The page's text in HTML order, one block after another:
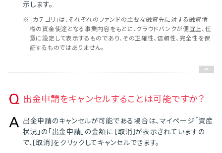
示します。
※ 「カテゴリ」は、それぞれのファンドの主要な融資先に対する融資債
権の資金使途となる事業内容をもとに、クラウドバンクが便宜上、任
意に設定して表示するものであり、その正確性、信頼性、完全性を保
証するものではありません。
出金申請をキャンセルすることは可能ですか？
出金申請のキャンセルが可能である場合は、マイページ「資産
状況」の「出金申請」の金額に [取消]が表示されていますの
で、[取消]をクリックしてキャンセルできます。